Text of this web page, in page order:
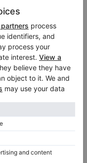
Precio de venta:
$92,068.38